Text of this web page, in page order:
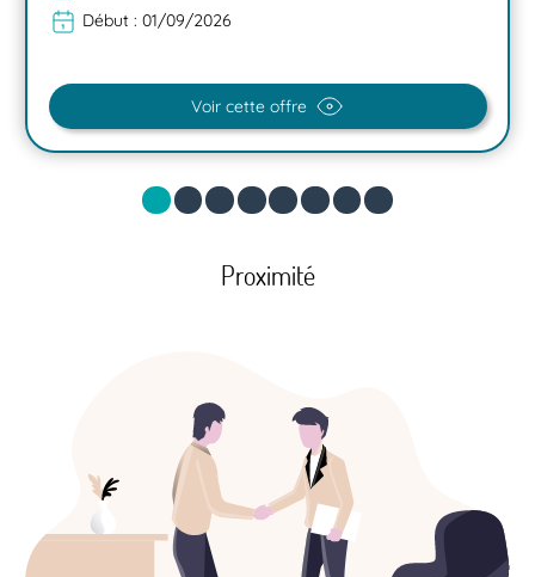
Début : 01/09/2026
Voir cette offre
Proximité